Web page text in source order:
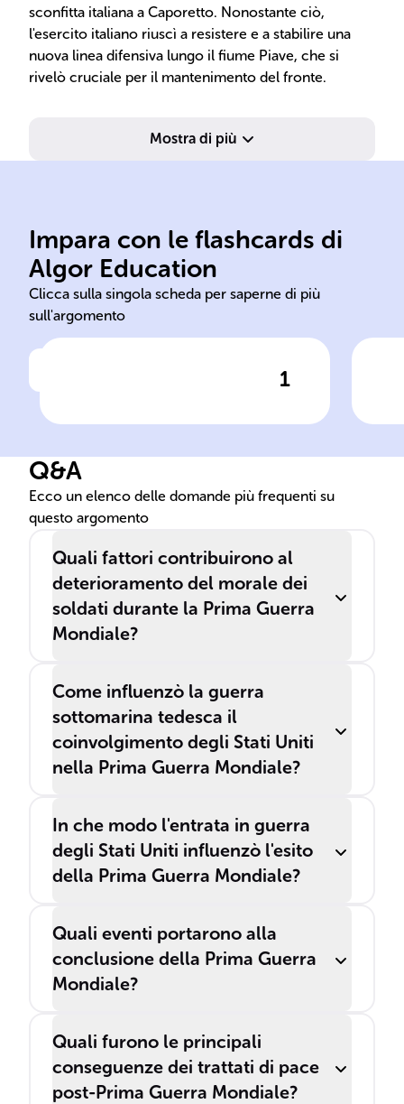
sconfitta italiana a Caporetto. Nonostante ciò,
l'esercito italiano riuscì a resistere e a stabilire una
nuova linea difensiva lungo il fiume Piave, che si
rivelò cruciale per il mantenimento del fronte.
Mostra di più
Impara con le flashcards di
Algor Education
Clicca sulla singola scheda per saperne di più
sull'argomento
1
La ______ iniziò nel ______ e
terminò nel ______,
conflitto di vasta scala.
Prima Guerra Mondiale 1914
1918
Q&A
Ecco un elenco delle domande più frequenti su
questo argomento
Quali fattori contribuirono al
deterioramento del morale dei
soldati durante la Prima Guerra
Mondiale?
Come influenzò la guerra
sottomarina tedesca il
coinvolgimento degli Stati Uniti
nella Prima Guerra Mondiale?
In che modo l'entrata in guerra
degli Stati Uniti influenzò l'esito
della Prima Guerra Mondiale?
Quali eventi portarono alla
conclusione della Prima Guerra
Mondiale?
Quali furono le principali
conseguenze dei trattati di pace
post-Prima Guerra Mondiale?